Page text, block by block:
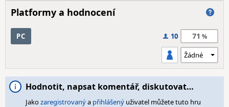
Platformy a hodnocení
PC 10 71
Hodnotit, napsat komentář, diskutovat…
Jakozaregistrovanýa přihlášený uživatel můžete tuto hru